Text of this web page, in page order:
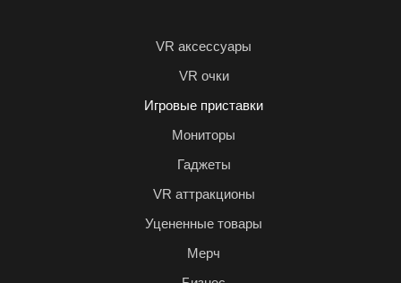
VR аксессуары
VR очки
Игровые приставки
Мониторы
Гаджеты
VR аттракционы
Уцененные товары
Мерч